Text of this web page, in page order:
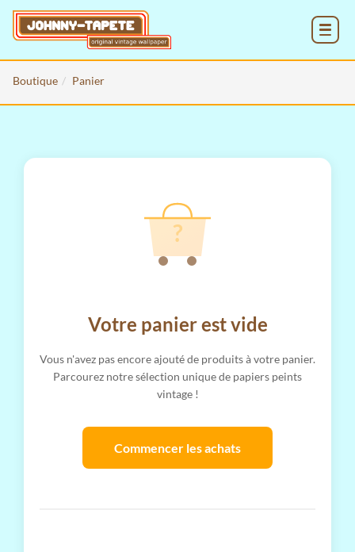
Boutique Panier
?
Votre panier est vide
Vous n'avez pas encore ajouté de produits à votre panier.
Parcourez notre sélection unique de papiers peints
vintage !
Commencer les achats